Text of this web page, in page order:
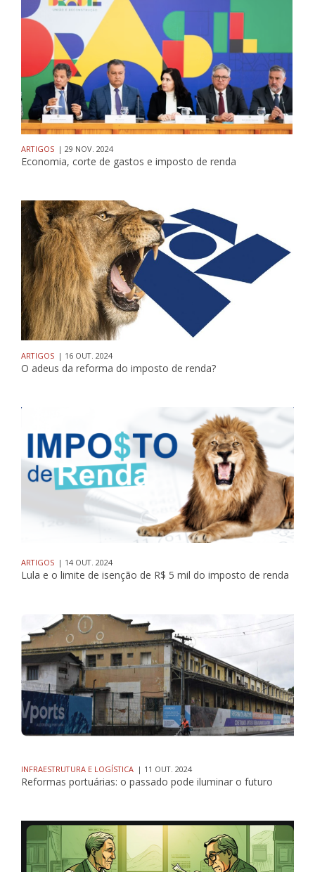
ARTIGOS | 29 NOV. 2024
Economia, corte de gastos e imposto de renda
ARTIGOS | 16 OUT. 2024
O adeus da reforma do imposto de renda?
ARTIGOS | 14 OUT. 2024
Lula e o limite de isenção de R$ 5 mil do imposto de renda
INFRAESTRUTURA E LOGÍSTICA | 11 OUT. 2024
Reformas portuárias: o passado pode iluminar o futuro